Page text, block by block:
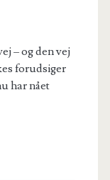
– og den vej
forudsiger
har nået